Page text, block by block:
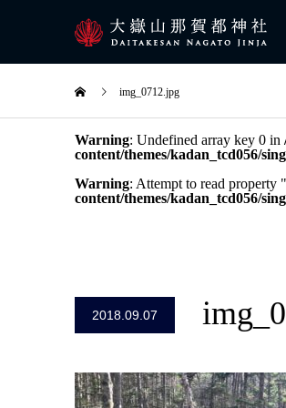
img_0712.jpg
Warning: Undefined array key 0 in
content/themes/kadan_tcd056/
Warning: Attempt to read property
content/themes/kadan_tcd056/
2018.09.07